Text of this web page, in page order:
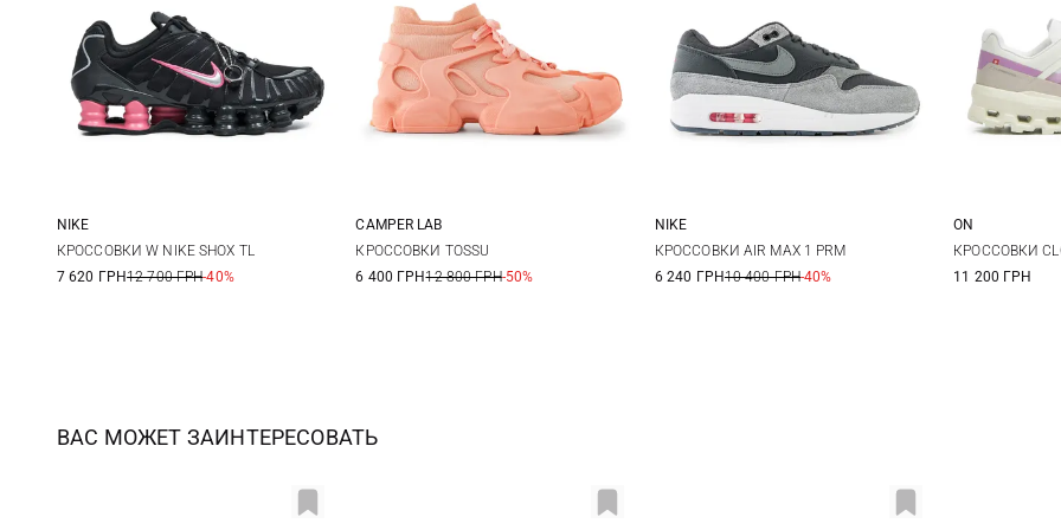
6 US 6,5 US 7 US
NIKE
КРОССОВКИ W NIKE SHOX TL
7 620 ГРН12 700 ГРН-40%
37 38
CAMPER LAB
КРОССОВКИ TOSSU
6 400 ГРН12 800 ГРН-50%
5,5 US 6 US 6,5 US
NIKE
КРОССОВКИ AIR MAX 1 PRM
6 240 ГРН10 400 ГРН-40%
38
ON
КРОССОВКИ
11 200 ГРН
ВАС МОЖЕТ ЗАИНТЕРЕСОВАТЬ